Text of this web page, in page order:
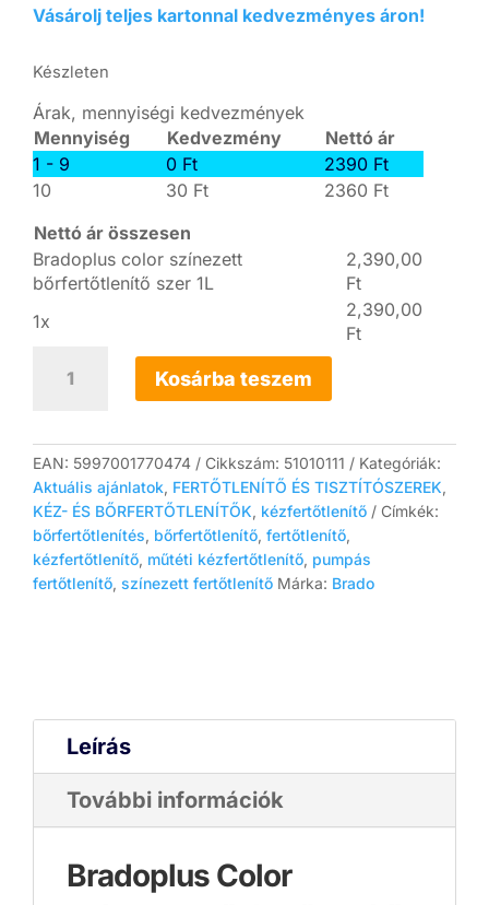
Vásárolj teljes kartonnal kedvezményes áron!
Készleten
Árak, mennyiségi kedvezmények
Mennyiség
Kedvezmény
Nettó ár
1 - 9
0 Ft 2390 Ft
10
30 Ft 2360 Ft
Nettó ár összesen
Bradoplus color színezett
bőrfertőtlenítő szer 1L
2,390,00
Ft
1x
2,390,00
Ft
color
szer
1L
mennyiség
Kosárba teszem
EAN: 5997001770474 Cikkszám: 51010111
Kategóriák:
Aktuális ajánlatok, FERTŐTLENÍTŐ ÉS TISZTÍTÓSZEREK,
KÉZ- ÉS BŐRFERTŐTLENÍTŐK, kézfertőtlenítő
Címkék:
bőrfertőtlenítés, bőrfertőtlenítő, fertőtlenítő,
kézfertőtlenítő, műtéti kézfertőtlenítő, pumpás
fertőtlenítő, színezett fertőtlenítő Márka: Brado
Leírás
További információk
Bradoplus Color